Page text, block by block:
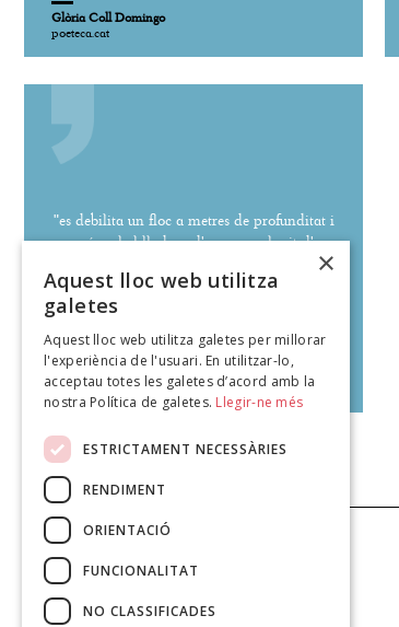
Glòria Coll Domingo
poeteca.cat
"es debilita un floc a metres de profunditat i
només cal el lladruc d'un gos o el crit d'un
Glòria Coll Domingo
poeteca.cat
×
Aquest lloc web utilitza
galetes
Aquest lloc web utilitza galetes per millorar
l'experiència de l'usuari. En utilitzar-lo,
acceptau totes les galetes d’acord amb la
nostra Política de galetes. Llegir-ne més
ESTRICTAMENT NECESSÀRIES
RENDIMENT
ORIENTACIÓ
FUNCIONALITAT
NO CLASSIFICADES